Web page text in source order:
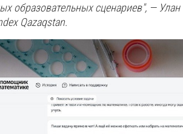
образовательных сценариев", — Улан
Qazaqstan.